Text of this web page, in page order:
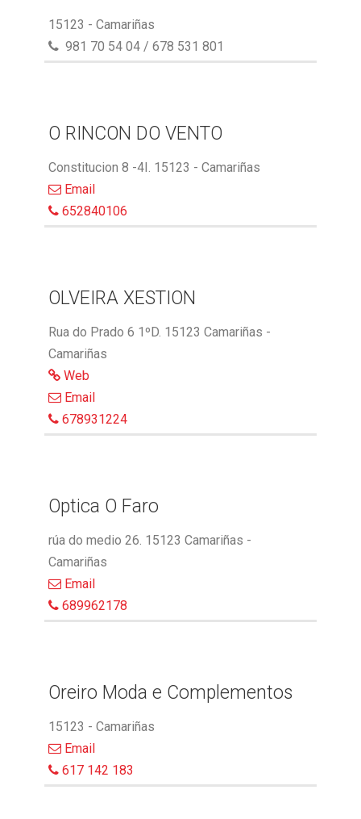
15123 - Camariñas
981 70 54 04 / 678 531 801
O RINCON DO VENTO
Constitucion 8 -4I. 15123 - Camariñas
Email
652840106
OLVEIRA XESTION
Rua do Prado 6 1ºD. 15123 Camariñas -
Camariñas
Web
Email
678931224
Optica O Faro
rúa do medio 26. 15123 Camariñas -
Camariñas
Email
689962178
Oreiro Moda e Complementos
15123 - Camariñas
Email
617 142 183